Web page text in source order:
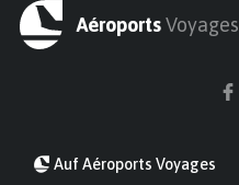
AéroportsVoyages
Auf Aéroports Voyages